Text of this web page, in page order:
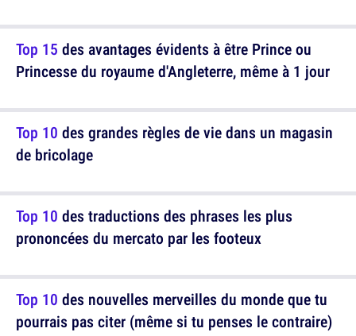
Top 15 des avantages évidents à être Prince ou
Princesse du royaume d'Angleterre, même à 1 jour
Top 10 des traductions des phrases les plus
prononcées du mercato par les footeux
Top 10 des grandes règles de vie dans un magasin
de bricolage
Top 10 des nouvelles merveilles du monde que tu
pourrais pas citer (même si tu penses le contraire)